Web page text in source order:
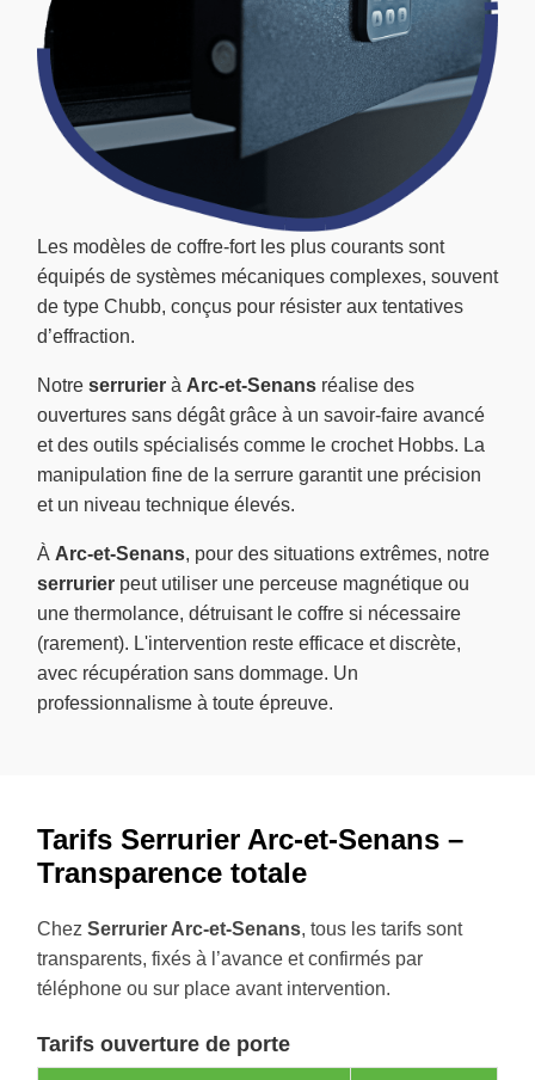
Les modèles de coffre-fort les plus courants sont
équipés de systèmes mécaniques complexes, souvent
de type Chubb, conçus pour résister aux tentatives
d’effraction.
Notre serrurier à Arc-et-Senans réalise des
ouvertures sans dégât grâce à un savoir-faire avancé
et des outils spécialisés comme le crochet Hobbs. La
manipulation fine de la serrure garantit une précision
et un niveau technique élevés.
À Arc-et-Senans, pour des situations extrêmes, notre
serrurier peut utiliser une perceuse magnétique ou
une thermolance, détruisant le coffre si nécessaire
(rarement). L'intervention reste efficace et discrète,
avec récupération sans dommage. Un
professionnalisme à toute épreuve.
Tarifs Serrurier Arc-et-Senans –
Transparence totale
Chez Serrurier Arc-et-Senans, tous les tarifs sont
transparents, fixés à l’avance et confirmés par
téléphone ou sur place avant intervention.
Tarifs ouverture de porte